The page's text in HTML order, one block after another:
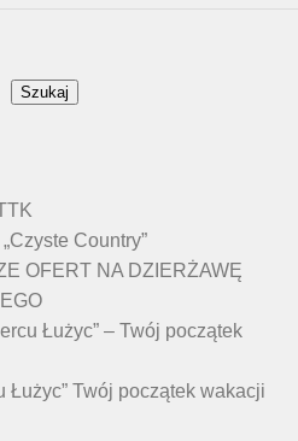
Szukaj
Country”
OFERT NA DZIERŻAWĘ
Łużyc” – Twój początek
Łużyc” Twój początek wakacji